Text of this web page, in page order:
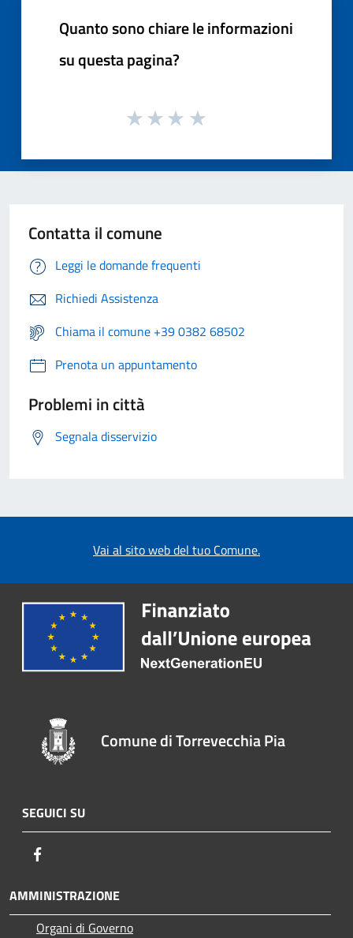
Quanto sono chiare le informazioni
su questa pagina?
Contatta il comune
Leggi le domande frequenti
Richiedi Assistenza
Chiama il comune +39 0382 68502
Prenota un appuntamento
Problemi in città
Segnala disservizio
Vai al sito web del tuo Comune.
Comune di Torrevecchia Pia
SEGUICI SU
AMMINISTRAZIONE
Organi di Governo